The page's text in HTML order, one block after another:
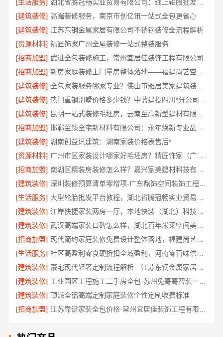
[生活服务]
[建筑装修] 高端装修服务，南京市创亿讯一站式全包更省心
[建筑装修] 江苏东钢金属家居有限公司不锈钢装修全流程解析
[资源材料] 精匠饰家广州全屋装修一站式整装服务
[招商加盟] 武进全包装修施工，常州宜居佳装饰工程有限公司
[招商加盟]
[建筑装修]
全包家装服务哪家专业？佛山市雅居美家建筑装饰工程有限公司
[建筑装修]
[建筑装修]
[招商加盟]
[建筑装修] 湖南创益讯建筑：湖南家装价格表售后*
[资源材料]
广州市区家装设计哪家好毛坯房？精匠饰家（广州）家居建材有限公司为您解忧
[招商加盟]
[建筑装修]
深圳装修预算清单零增项-广东鼎饰空间装饰工程有限公司
[生活服务]
[建筑装修]
[建筑装修]
武汉高端家装口碑怎么样，湖北百年米莱空间美学装饰材料有限公司
[招商加盟]
[生活服务]
社区高盈利零食硬折扣全域盈利，河南零百味供应链有限公司
[建筑装修]
[建筑装修]
工业园区工程施工二手房全包-苏州兔哥哥智装一站式服务
[建筑装修] 顶派全铝高端定制家庭装修个性定制收费标准
[招商加盟]